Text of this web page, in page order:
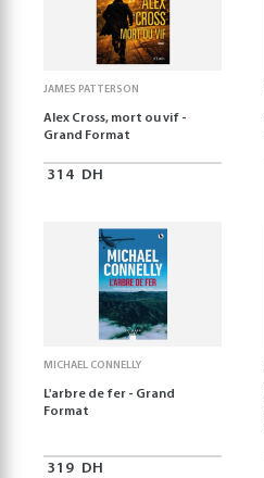
JAMES PATTERSON
Alex Cross, mort ou vif -
Grand Format
314 DH
MICHAEL CONNELLY
L'arbre de fer - Grand
Format
319 DH